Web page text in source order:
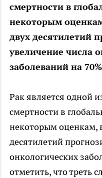
смертности в
некоторым
двух десятилетий
увеличение числа
заболеваний на
Рак является одной
смертности в
некоторым оценкам,
десятилетий
онкологических
отметить, что треть